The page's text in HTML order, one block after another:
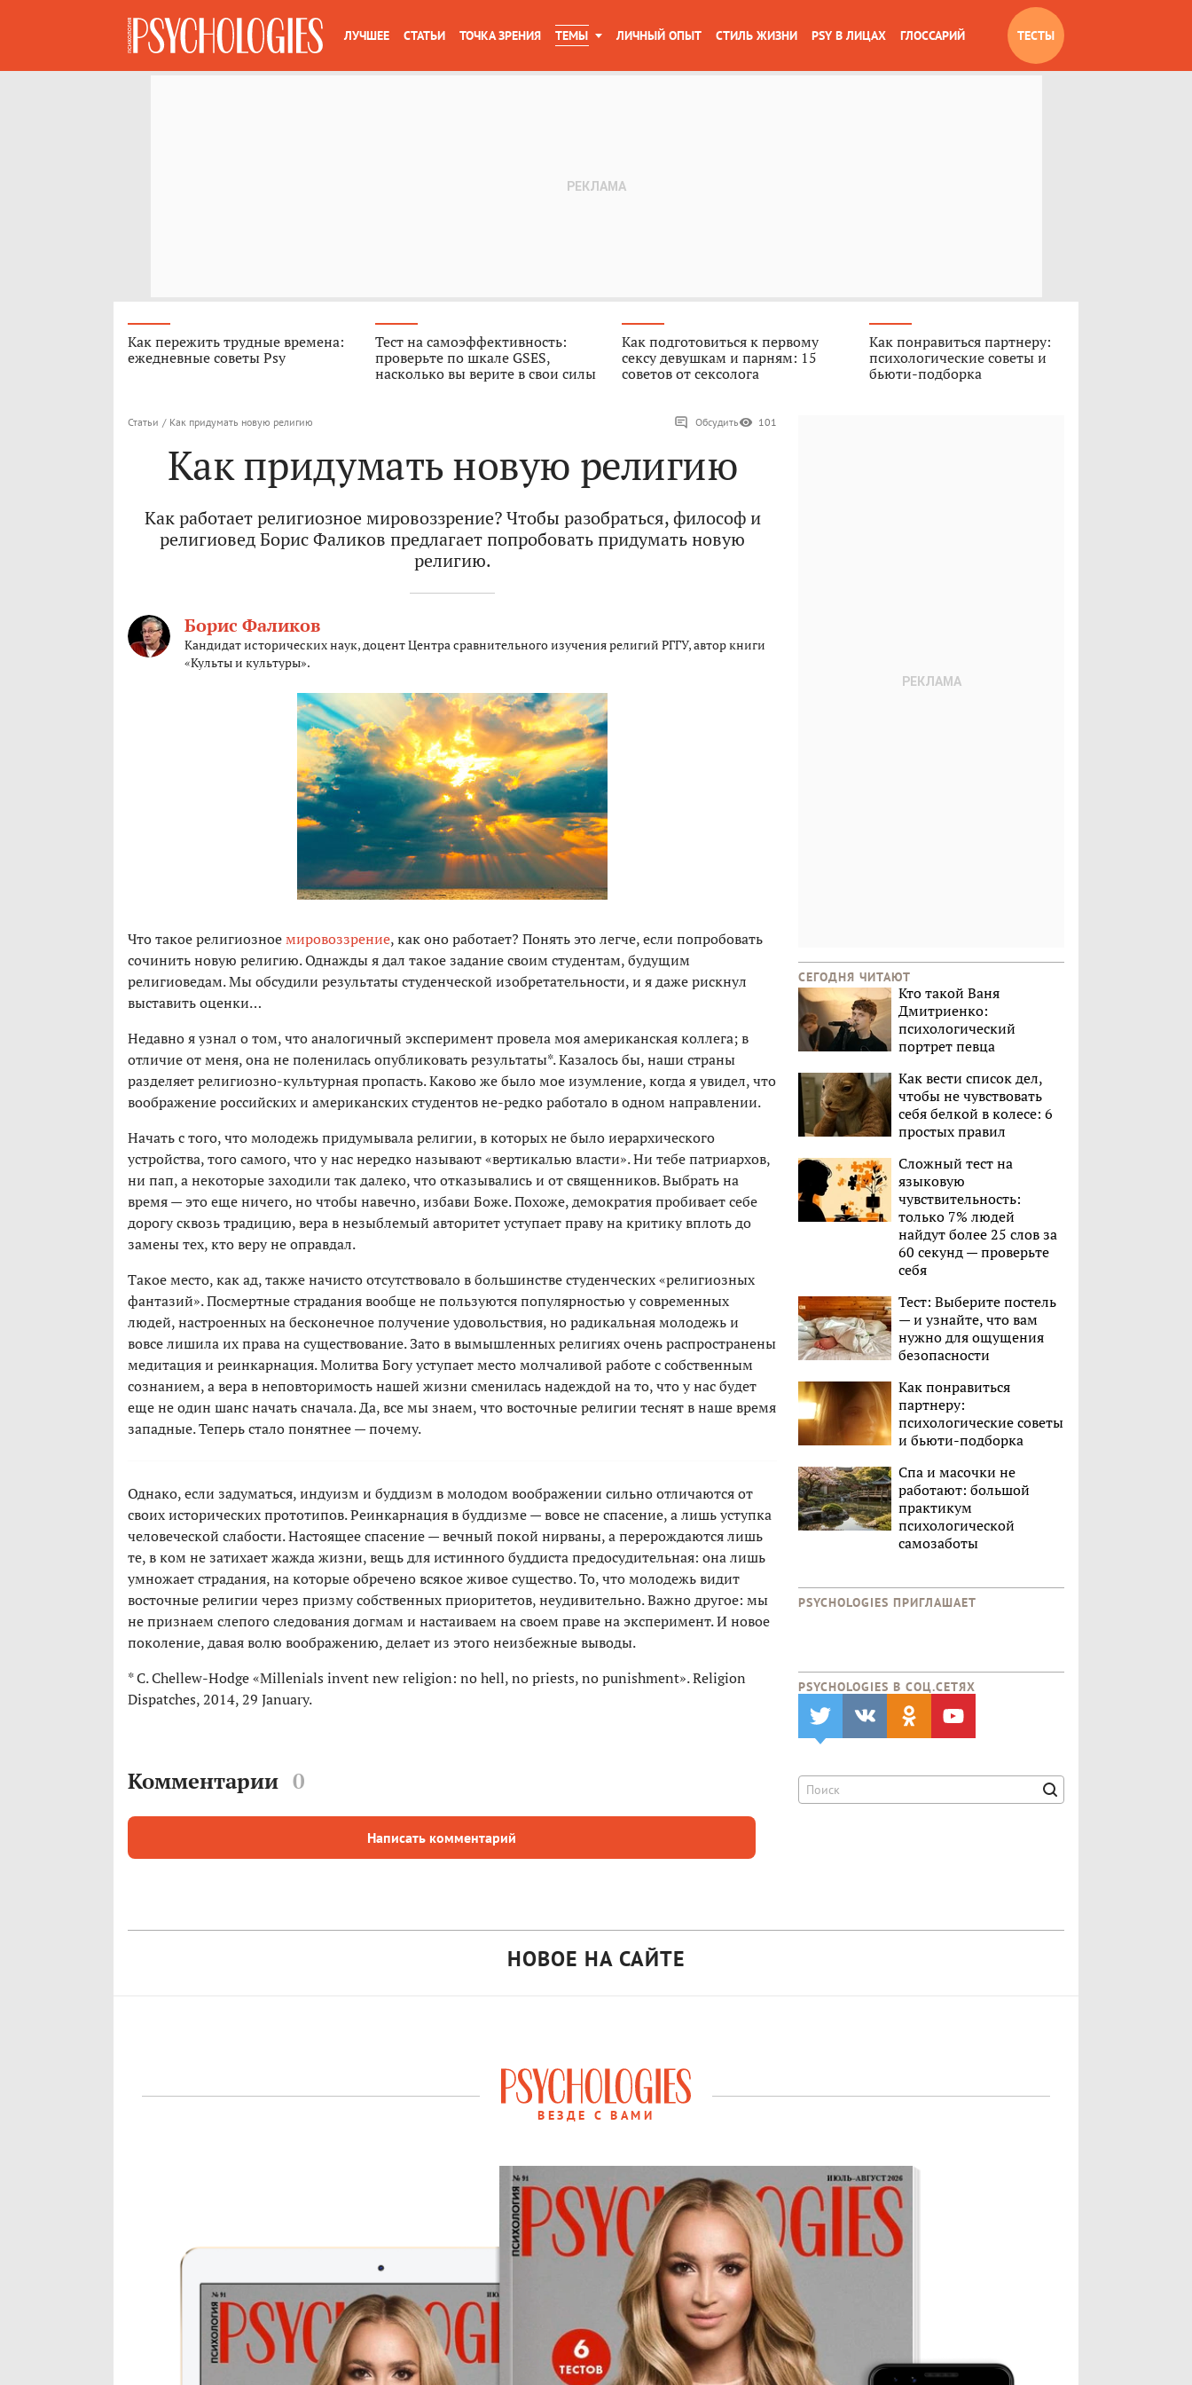
ЛУЧШЕЕ СТАТЬИ ТОЧКА ЗРЕНИЯ ТЕМЫ ЛИЧНЫЙ ОПЫТ СТИЛЬ ЖИЗНИ PSY В ЛИЦАХ ГЛОССАРИЙ ТЕСТЫ
Как пережить трудные времена:
ежедневные советы Psy
Тест на самоэффективность:
проверьте по шкале GSES,
насколько вы верите в свои силы
Как подготовиться к первому
сексу девушкам и парням: 15
советов от сексолога
Как понравиться партнеру:
психологические советы и
бьюти-подборка
Статьи / Как придумать новую религию Обсудить 101
Как придумать новую религию
Как работает религиозное мировоззрение? Чтобы разобраться, философ и
религиовед Борис Фаликов предлагает попробовать придумать новую
религию.
Борис Фаликов
Кандидат исторических наук, доцент Центра сравнительного изучения религий РГГУ, автор книги
«Культы и культуры».
Что такое религиозноемировоззрение, как оно работает? Понять это легче, если попробовать
сочинить новую религию. Однажды я дал такое задание своим студентам, будущим
религиоведам. Мы обсудили результаты студенческой изобретательности, и я даже рискнул
выставить оценки…
Недавно я узнал о том, что аналогичный эксперимент провела моя американская коллега; в
отличие от меня, она не поленилась опубликовать результаты*. Казалось бы, наши страны
разделяет религиозно-культурная пропасть. Каково же было мое изумление, когда я увидел, что
воображение российских и американских студентов не-редко работало в одном направлении.
Начать с того, что молодежь придумывала религии, в которых не было иерархического
устройства, того самого, что у нас нередко называют «вертикалью власти». Ни тебе патриархов,
ни пап, а некоторые заходили так далеко, что отказывались и от священников. Выбрать на
время — это еще ничего, но чтобы навечно, избави Боже. Похоже, демократия пробивает себе
дорогу сквозь традицию, вера в незыблемый авторитет уступает праву на критику вплоть до
замены тех, кто веру не оправдал.
Такое место, как ад, также начисто отсутствовало в большинстве студенческих «религиозных
фантазий». Посмертные страдания вообще не пользуются популярностью у современных
людей, настроенных на бесконечное получение удовольствия, но радикальная молодежь и
вовсе лишила их права на существование. Зато в вымышленных религиях очень распространены
медитация и реинкарнация. Молитва Богу уступает место молчаливой работе с собственным
сознанием, а вера в неповторимость нашей жизни сменилась надеждой на то, что у нас будет
еще не один шанс начать сначала. Да, все мы знаем, что восточные религии теснят в наше время
западные. Теперь стало понятнее — почему.
Однако, если задуматься, индуизм и буддизм в молодом воображении сильно отличаются от
своих исторических прототипов. Реинкарнация в буддизме — вовсе не спасение, а лишь уступка
человеческой слабости. Настоящее спасение — вечный покой нирваны, а перерождаются лишь
те, в ком не затихает жажда жизни, вещь для истинного буддиста предосудительная: она лишь
умножает страдания, на которые обречено всякое живое существо. То, что молодежь видит
восточные религии через призму собственных приоритетов, неудивительно. Важно другое: мы
не признаем слепого следования догмам и настаиваем на своем праве на эксперимент. И новое
поколение, давая волю воображению, делает из этого неизбежные выводы.
* C. Chellew-Hodge «Millenials invent new religion: no hell, no priests, no punishment». Religion
Dispatches, 2014, 29 January.
Комментарии 0
Написать комментарий
СЕГОДНЯ ЧИТАЮТ
Кто такой Ваня
Дмитриенко:
психологический
портрет певца
Как вести список дел,
чтобы не чувствовать
себя белкой в колесе: 6
простых правил
Сложный тест на
языковую
чувствительность:
только 7% людей
найдут более 25 слов за
60 секунд — проверьте
себя
Тест: Выберите постель
— и узнайте, что вам
нужно для ощущения
безопасности
Как понравиться
партнеру:
психологические советы
и бьюти-подборка
Спа и масочки не
работают: большой
практикум
психологической
самозаботы
PSYCHOLOGIES ПРИГЛАШАЕТ
PSYCHOLOGIES В CОЦ.СЕТЯХ
НОВОЕ НА САЙТЕ
ВЕЗДЕ С ВАМИ